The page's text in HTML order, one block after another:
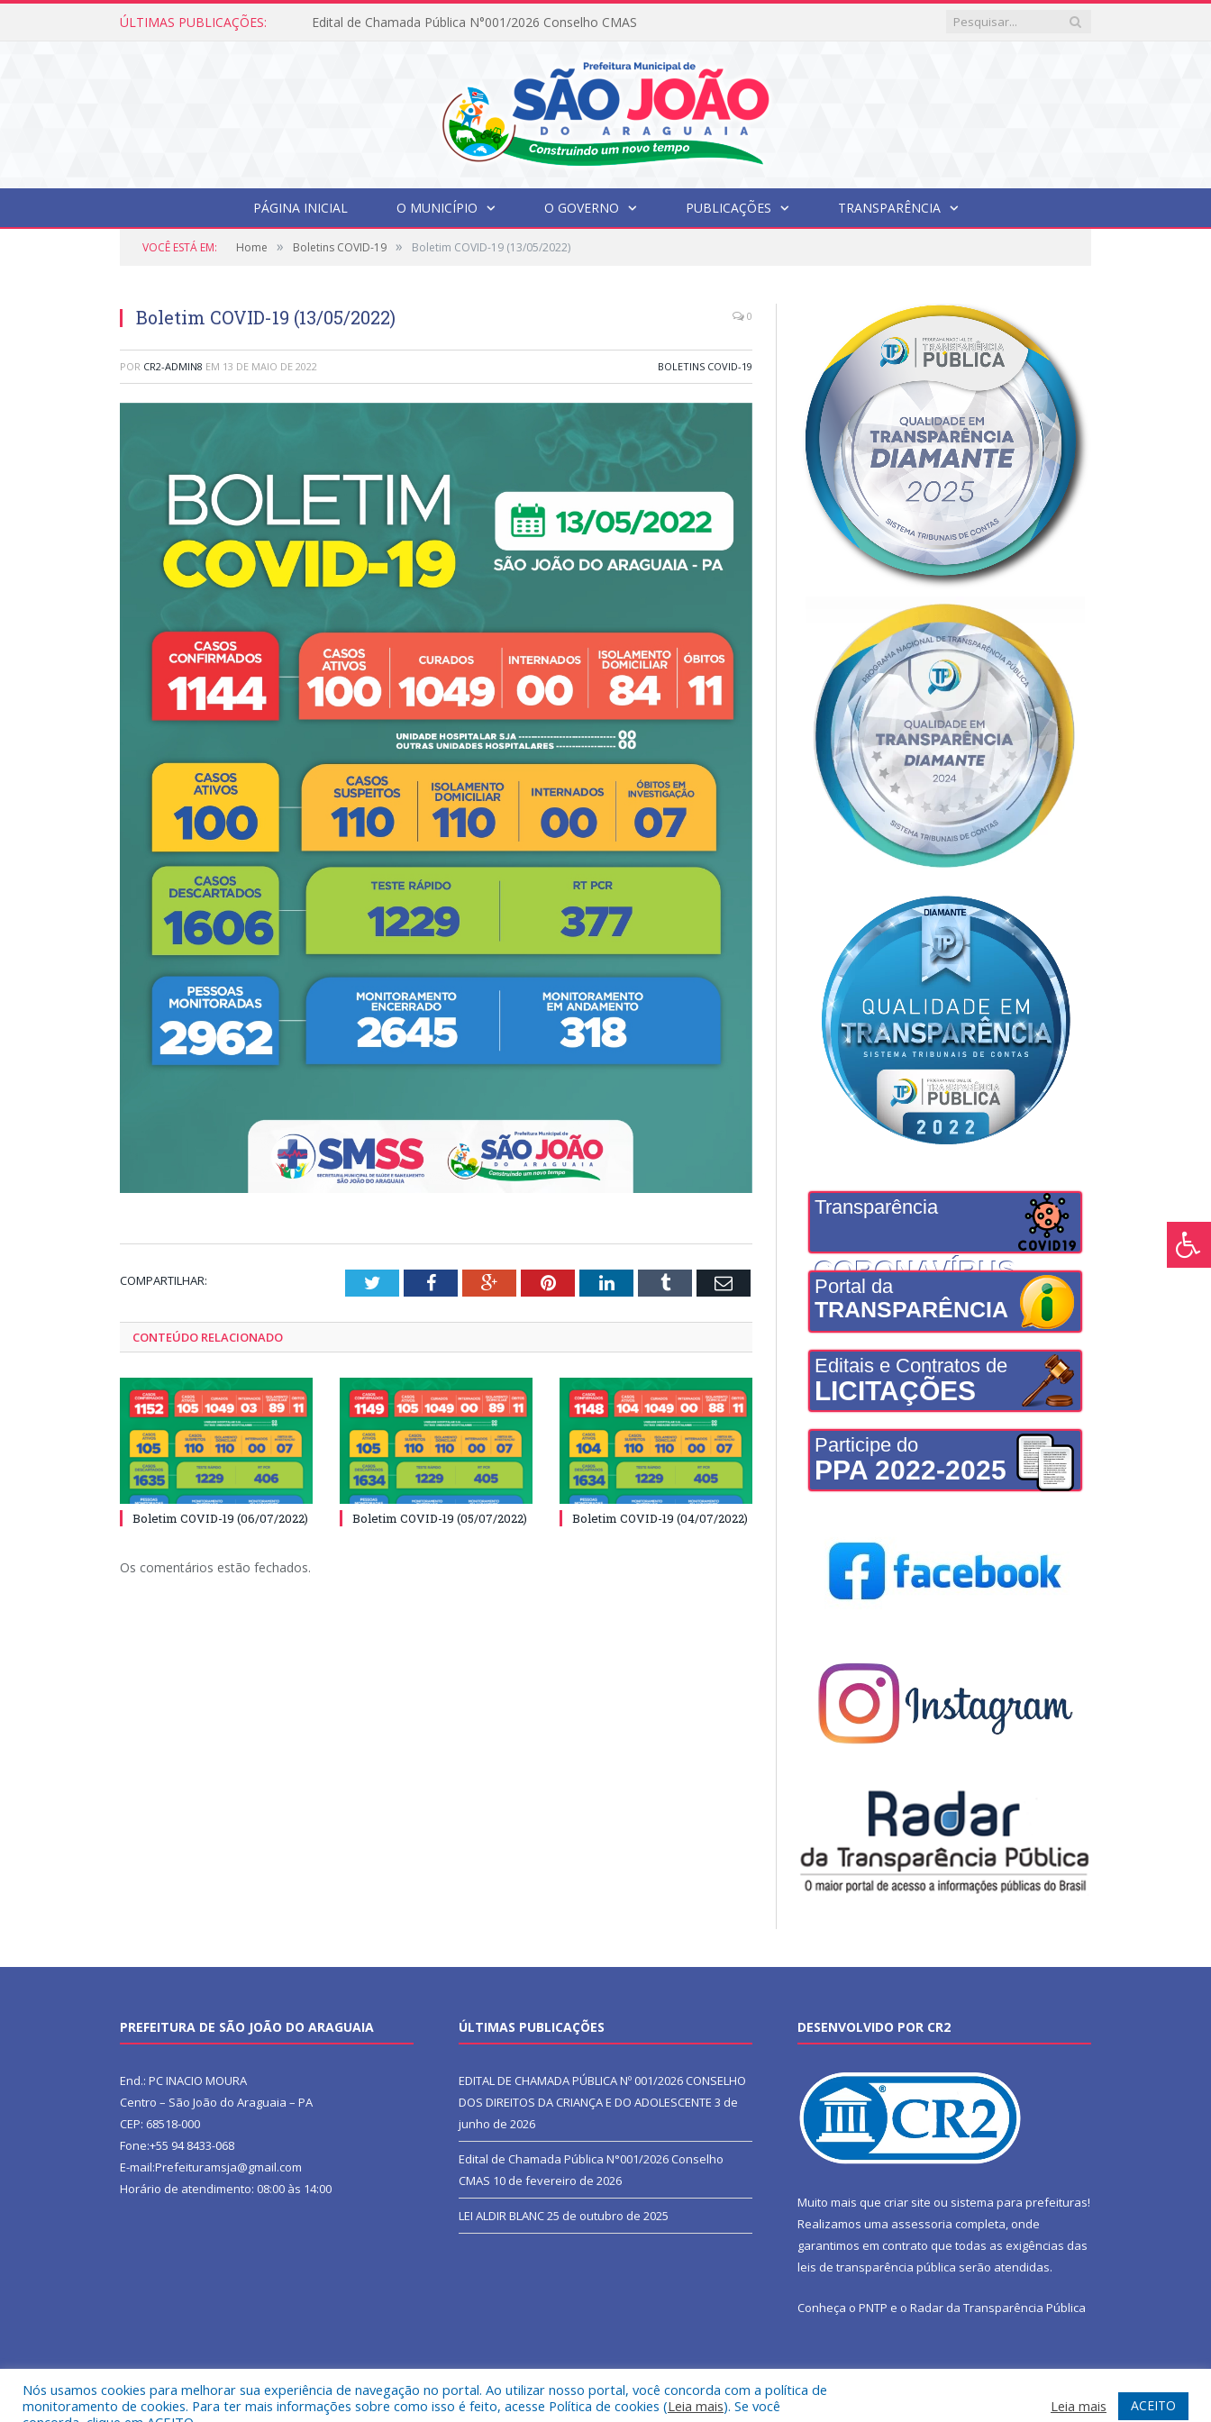
ÚLTIMAS PUBLICAÇÕES: Edital de Chamada Pública N°001/2026 Conselho CMAS
PÁGINA INICIAL O MUNICÍPIO O GOVERNO PUBLICAÇÕES TRANSPARÊNCIA
VOCÊ ESTÁ EM: Home » Boletins COVID-19 » Boletim COVID-19 (13/05/2022)
Boletim COVID-19 (13/05/2022) 0
POR CR2-ADMIN8 EM 13 DE MAIO DE 2022 BOLETINS COVID-19
COMPARTILHAR: TwitterFacebookGoogle+PinterestLinkedInTumblr Email
CONTEÚDO RELACIONADO
Boletim COVID-19 (06/07/2022) Boletim COVID-19 (05/07/2022) Boletim COVID-19 (04/07/2022)
Os comentários estão fechados.
Transparência
CORONAVÍRUS
Portal da
TRANSPARÊNCIA
Editais e Contratos de
LICITAÇÕES
Participe do
PPA 2022-2025
PREFEITURA DE SÃO JOÃO DO ARAGUAIA
End.: PC INACIO MOURA
Centro – São João do Araguaia – PA
CEP: 68518-000
Fone:+55 94 8433-068
E-mail:Prefeituramsja@gmail.com
Horário de atendimento: 08:00 às 14:00
ÚLTIMAS PUBLICAÇÕES
EDITAL DE CHAMADA PÚBLICA Nº 001/2026 CONSELHO
DOS DIREITOS DA CRIANÇA E DO ADOLESCENTE 3 de
junho de 2026
Edital de Chamada Pública N°001/2026 Conselho
CMAS 10 de fevereiro de 2026
LEI ALDIR BLANC25 de outubro de 2025
DESENVOLVIDO POR CR2
Muito mais que criar site ou sistema para prefeituras!
Realizamos uma assessoria completa, onde
garantimos em contrato que todas as exigências das
leis de transparência pública serão atendidas.
Conheça o PNTP e o Radar da Transparência Pública
Todos os direitos reservados a Prefeitura Municipal de São João do Araguaia. Mapa do Site Acessar Webmail
Nós usamos cookies para melhorar sua experiência de navegação no portal. Ao utilizar nosso portal, você concorda com a política de
monitoramento de cookies. Para ter mais informações sobre como isso é feito, acesse Política de cookies (Leia mais). Se você
Leia mais ACEITO